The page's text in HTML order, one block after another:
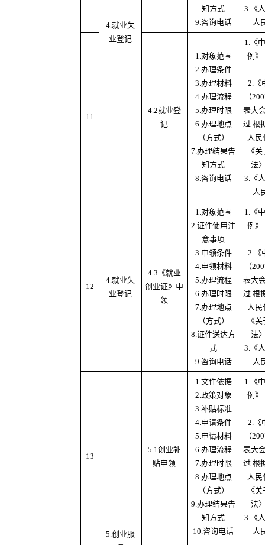
4.就业失
业登记
知方式
9.咨询电话
3.《
人
11
4.2就业登
记
1.对象范围
2.办理条件
3.办理材料
4.办理流程
5.办理时限
6.办理地点
（方式）
7.办理结果告
知方式
8.咨询电话
1.《
例》
2.《
（
表大
过 根
人民
《
法
3.《
人
12
4.就业失
业登记
4.3《就业
创业证》申
领
1.对象范围
2.证件使用注
意事项
3.申领条件
4.申领材料
5.办理流程
6.办理时限
7.办理地点
（方式）
8.证件送达方
式
9.咨询电话
1.《
例》
2.《
（
表大
过 根
人民
《
法
3.《
人
13
5.创业服
5.1创业补
贴申领
1.文件依据
2.政策对象
3.补贴标准
4.申请条件
5.申请材料
6.办理流程
7.办理时限
8.办理地点
（方式）
9.办理结果告
知方式
10.咨询电话
1.《
例》
2.《
（
表大
过 根
人民
《
法
3.《
人